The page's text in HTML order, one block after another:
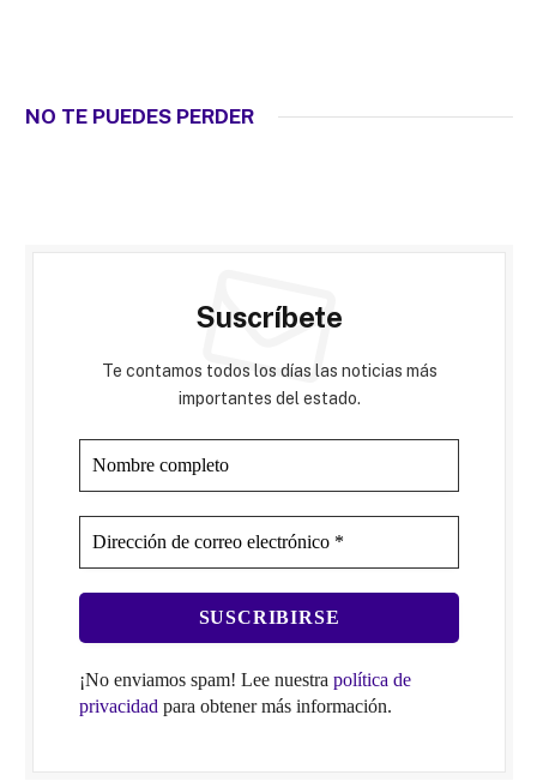
NO TE PUEDES PERDER
Suscríbete
Te contamos todos los días las noticias más
importantes del estado.
¡No enviamos spam! Lee nuestra política de
privacidad para obtener más información.